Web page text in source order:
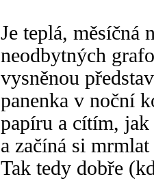
Je teplá, měsíčná
neodbytných
vysněnou
panenka v noční
papíru a cítím, jak
a začíná si
Tak tedy dobře